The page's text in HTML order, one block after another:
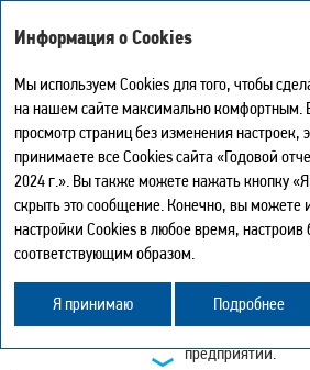
Мой отчет
Печать страницы
Скачать в PDF
Центр загрузки
История
Карта сайта
Поделиться
Обратная связь
ИСТОРИЯ СОЗДАНИЯ И
КУБАНСКОЙ
СИСТЕМЫ И АО
XIX в.
Начало создания
энергосистемы —
электростанций
1920 г.
Установление
предприятий.
Информация о Cookies
Мы используем Cookies для того, чтобы
на нашем сайте максимально комфортным.
просмотр страниц без изменения настроек,
принимаете все Cookies сайта «Годовой
2024 г.». Вы также можете нажать кнопку
скрыть это сообщение. Конечно, вы можете
настройки Cookies в любое время, настроив
соответствующим образом.
Я принимаю Подробнее